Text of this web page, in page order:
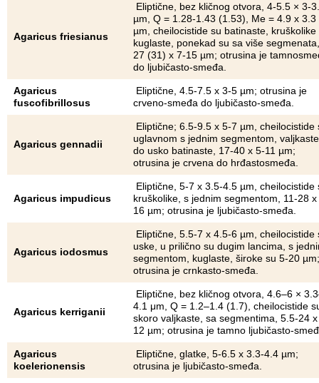
Agaricus friesianus
Eliptične, bez kličnog otvora, 4-5.5 × 3-
µm, Q = 1.28-1.43 (1.53), Me = 4.9 x 3.3
µm, cheilocistide su batinaste, kruškolike
kuglaste, ponekad su sa više
27 (31) x 7-15 µm; otrusina je
do ljubičasto-smeđa.
Agaricus
fuscofibrillosus
Eliptične, 4.5-7.5 x 3-5 µm; otrusina je
crveno-smeđa do ljubičasto-smeđa.
Agaricus gennadii
Eliptične; 6.5-9.5 x 5-7 µm, cheilocistide
uglavnom s jednim segmentom, valjkaste
do usko batinaste, 17-40 x 5-11 µm;
otrusina je crvena do hrđastosmeđa.
Agaricus impudicus
Eliptične, 5-7 x 3.5-4.5 µm, cheilocistide
kruškolike, s jednim segmentom, 11-28 x
16 µm; otrusina je ljubičasto-smeđa.
Agaricus iodosmus
Eliptične, 5.5-7 x 4.5-6 µm, cheilocistide
uske, u prilično su dugim lancima, s
segmentom, kuglaste, široke su 5-20 µm;
otrusina je crnkasto-smeđa.
Agaricus kerriganii
Eliptične, bez kličnog otvora, 4.6–6 ×
4.1 μm, Q = 1.2–1.4 (1.7), cheilocistide
skoro valjkaste, sa segmentima, 5.5-24
12 µm; otrusina je tamno ljubičasto-
Agaricus
koelerionensis
Eliptične, glatke, 5-6.5 x 3.3-4.4 µm;
otrusina je ljubičasto-smeđa.